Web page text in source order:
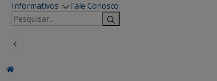
Informativos
Fale Conosco
Pesquisar
por: